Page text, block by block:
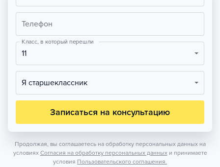
Телефон
Класс, в который перешли
11
Я старшеклассник
Записаться на консультацию
Продолжая, вы соглашаетесь на обработку персональных данных на
условиях Согласия на обработку персональных данных и принимаете
условия Пользовательского соглашения.